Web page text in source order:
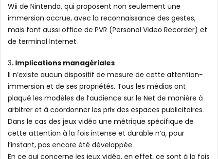
Wii de Nintendo, qui proposent non seulement une
immersion accrue, avec la reconnaissance des gestes,
mais font aussi office de PVR (Personal Video Recorder) et
de terminal Internet.
3. Implications managériales
Il n’existe aucun dispositif de mesure de cette attention-
immersion et de ses propriétés. Tous les médias ont
plaqué les modèles de l’audience sur le Net de manière à
arbitrer et à coordonner les prix des espaces publicitaires.
Dans le cas des jeux vidéo une métrique spécifique de
cette attention à la fois intense et durable n’a, pour
l’instant, pas encore été développée.
En ce qui concerne les jeux vidéo, en effet, ce sont à la fois